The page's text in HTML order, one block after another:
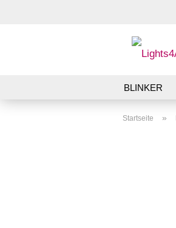
BLINKER
Startseite »